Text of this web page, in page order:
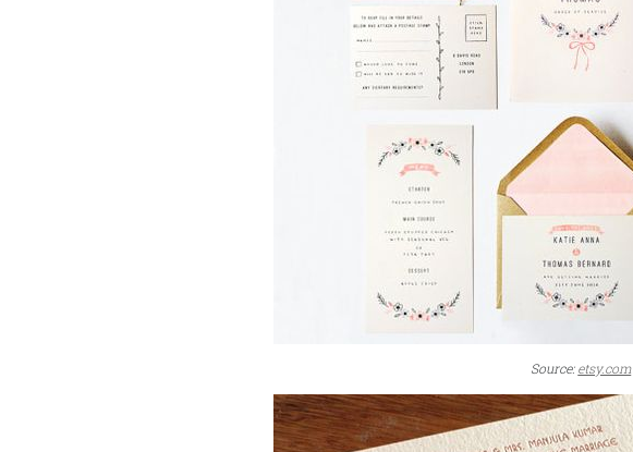
Source:etsy.com